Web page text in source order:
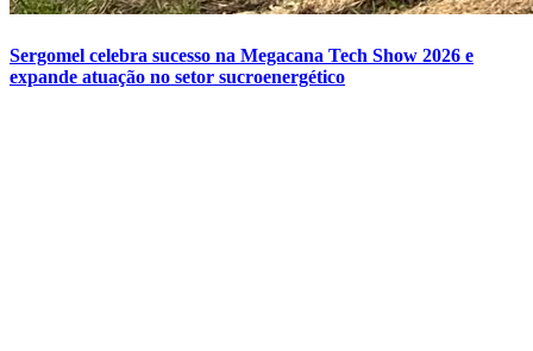
Sergomel celebra sucesso na Megacana Tech Show 2026 e
expande atuação no setor sucroenergético